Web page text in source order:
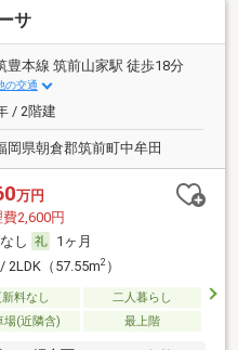
サ
豊本線 筑前山家駅 徒歩18分
の交通
/ 2階建
岡県朝倉郡筑前町中牟田
万円
2,600円
なし
1ヶ月
2LDK（57.55m2）
料なし
二人暮らし
場(近隣含) 最上階